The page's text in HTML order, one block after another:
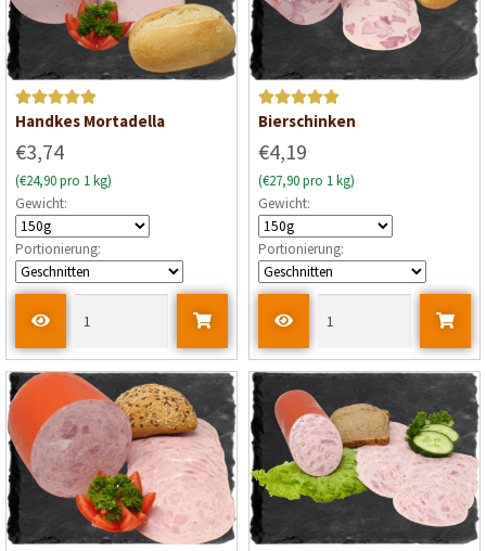
Bewertet mit
Handkes Mortadella
€3,74
(€24,90 pro 1 kg)
Gewicht:
Portionierung:
Bewertet mit
Bierschinken
€4,19
(€27,90 pro 1 kg)
Gewicht:
Portionierung: